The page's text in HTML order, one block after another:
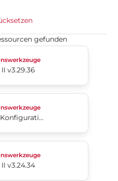
gefunden
v3.29.36
ServoPlus-Konfigurationswerkzeug
v3.24.34